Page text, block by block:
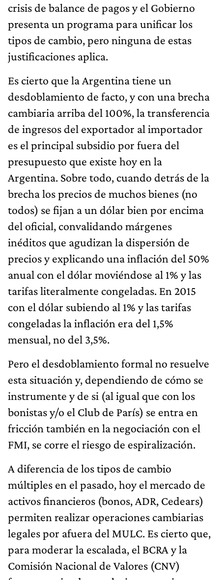
crisis de balance de pagos y el Gobierno
presenta un programa para unificar los
tipos de cambio, pero ninguna de estas
justificaciones aplica.
Es cierto que la Argentina tiene un
desdoblamiento de facto, y con una brecha
cambiaria arriba del 100%, la transferencia
de ingresos del exportador al importador
es el principal subsidio por fuera del
presupuesto que existe hoy en la
Argentina. Sobre todo, cuando detrás de la
brecha los precios de muchos bienes (no
todos) se fijan a un dólar bien por encima
del oficial, convalidando márgenes
inéditos que agudizan la dispersión de
precios y explicando una inflación del 50%
anual con el dólar moviéndose al 1% y las
tarifas literalmente congeladas. En 2015
con el dólar subiendo al 1% y las tarifas
congeladas la inflación era del 1,5%
mensual, no del 3,5%.
Pero el desdoblamiento formal no resuelve
esta situación y, dependiendo de cómo se
instrumente y de si (al igual que con los
bonistas y/o el Club de París) se entra en
fricción también en la negociación con el
FMI, se corre el riesgo de espiralización.
A diferencia de los tipos de cambio
múltiples en el pasado, hoy el mercado de
activos financieros (bonos, ADR, Cedears)
permiten realizar operaciones cambiarias
legales por afuera del MULC. Es cierto que,
para moderar la escalada, el BCRA y la
Comisión Nacional de Valores (CNV)